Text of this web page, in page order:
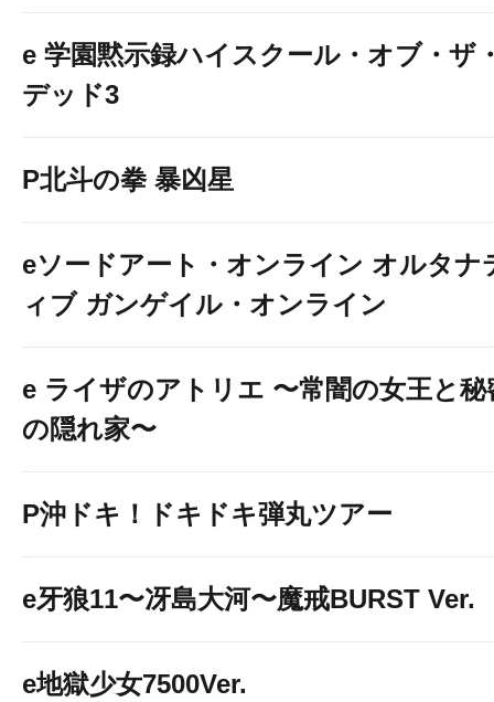
e 学園黙示録ハイスクール・オブ・ザ
デッド3
P北斗の拳 暴凶星
eソードアート・オンライン オルタナ
ィブ ガンゲイル・オンライン
e ライザのアトリエ 〜常闇の女王と秘
の隠れ家〜
P沖ドキ！ドキドキ弾丸ツアー
e牙狼11〜冴島大河〜魔戒BURST Ver.
e地獄少女7500Ver.